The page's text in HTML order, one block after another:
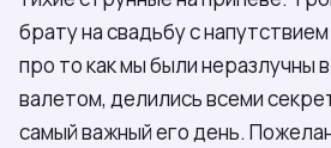
брату на свадьбу с
про то как мы были неразлучны
валетом, делились всеми
самый важный его день.